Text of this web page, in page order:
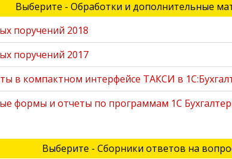
Выберите - Обработки и дополнительные
поручений 2018
поручений 2017
в компактном интерфейсе ТАКСИ в
формы и отчеты по программам 1С
Выберите - Сборники ответов на